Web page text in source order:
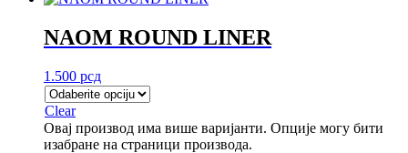
NAOM ROUND LINER
1.500 рсд
Clear
Овај производ има више варијанти. Опције могу бити
изабране на страници производа.